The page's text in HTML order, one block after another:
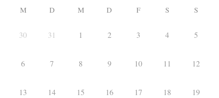
M D M D F S S
30 31 1 2 3 4 5
6 7 8 9 10 11 12
13 14 15 16 17 18 19